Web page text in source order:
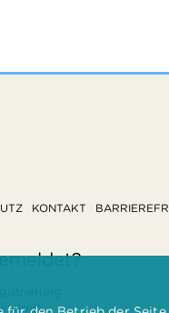
KONTAKT
und